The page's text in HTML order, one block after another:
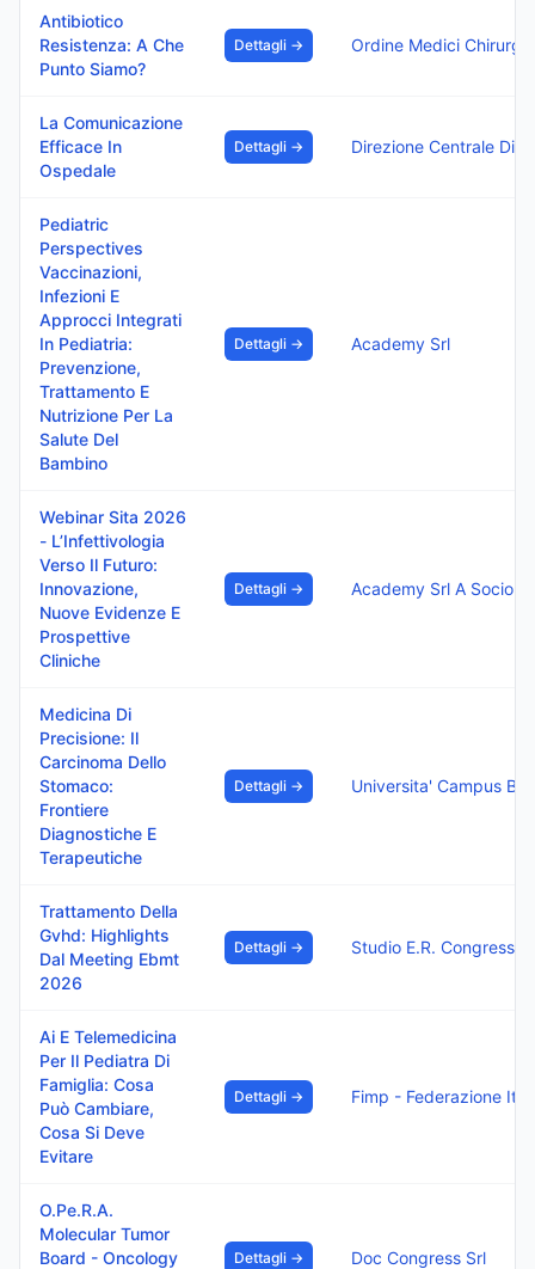
Antibiotico
Resistenza: A Che
Punto Siamo?
Dettagli →
La Comunicazione
Efficace In
Ospedale
Dettagli →
Pediatric
Perspectives
Vaccinazioni,
Infezioni E
Approcci Integrati
In Pediatria:
Prevenzione,
Trattamento E
Nutrizione Per La
Salute Del
Bambino
Dettagli → Academy Srl
Webinar Sita 2026
- L’Infettivologia
Verso Il Futuro:
Innovazione,
Nuove Evidenze E
Prospettive
Cliniche
Dettagli →
Medicina Di
Precisione: Il
Carcinoma Dello
Stomaco:
Frontiere
Diagnostiche E
Terapeutiche
Dettagli →
Trattamento Della
Gvhd: Highlights
Dal Meeting Ebmt
2026
Dettagli →
Ai E Telemedicina
Per Il Pediatra Di
Famiglia: Cosa
Può Cambiare,
Cosa Si Deve
Evitare
Dettagli →
O.Pe.R.A.
Molecular Tumor
Board - Oncology
Dettagli → Doc Congress Srl